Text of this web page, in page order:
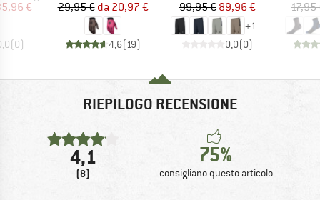
ridotto
€
(0)
Prezzo
29,95 € Prezzo ridotto
da 20,97 €
4,6(19)
Prezzo
99,95 €Prezzo ridotto
89,96 €
+1
0,0(0)
17,95
RIEPILOGO RECENSIONE
4,1
(8)
75%
consigliano questo articolo